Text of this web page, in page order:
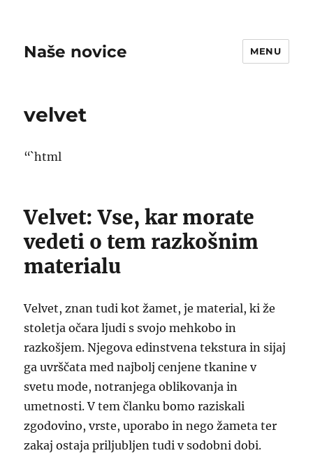
Naše novice MENU
velvet
“`html
Velvet: Vse, kar morate
vedeti o tem razkošnim
materialu
Velvet, znan tudi kot žamet, je material, ki že
stoletja očara ljudi s svojo mehkobo in
razkošjem. Njegova edinstvena tekstura in sijaj
ga uvrščata med najbolj cenjene tkanine v
svetu mode, notranjega oblikovanja in
umetnosti. V tem članku bomo raziskali
zgodovino, vrste, uporabo in nego žameta ter
zakaj ostaja priljubljen tudi v sodobni dobi.